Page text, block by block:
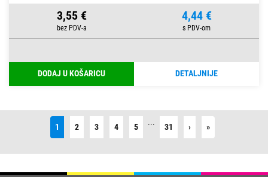
3,55 € 4,44 €
DODAJ U KOŠARICU DETALJNIJE
1 2 3 4 5 ... 31 ›Next »Last